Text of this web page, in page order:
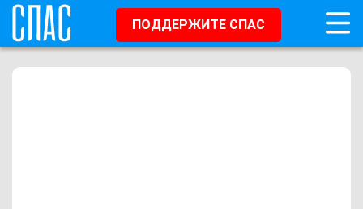
ПОДДЕРЖИТЕ СПАС